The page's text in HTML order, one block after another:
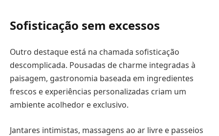
Sofisticação sem excessos
Outro destaque está na chamada sofisticação
descomplicada. Pousadas de charme integradas à
paisagem, gastronomia baseada em ingredientes
frescos e experiências personalizadas criam um
ambiente acolhedor e exclusivo.
Jantares intimistas, massagens ao ar livre e passeios